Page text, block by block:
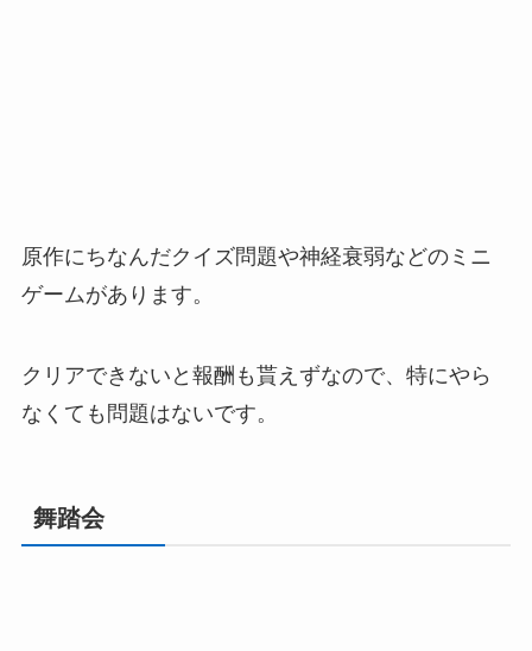
原作にちなんだクイズ問題や神経衰弱などのミニ
ゲームがあります。
クリアできないと報酬も貰えずなので、特にやら
なくても問題はないです。
舞踏会